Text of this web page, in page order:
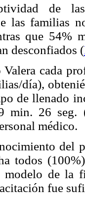
de
las familias
que 54%
desconfiados (
cada
día),
de llenado
min. 26 seg.
médico.
del
todos
modelo de la
fue